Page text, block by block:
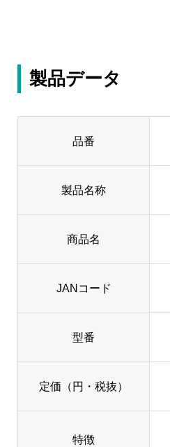
製品データ
品番
製品名称
商品名
JANコード
型番
定価（円・税抜）
特徴